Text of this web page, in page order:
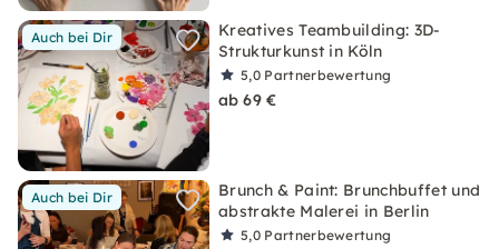
Auch bei Dir
Kreatives Teambuilding: 3D-
Strukturkunst in Köln
5,0 Partnerbewertung
ab 69 €
Auch bei Dir
Brunch & Paint: Brunchbuffet und
abstrakte Malerei in Berlin
5,0 Partnerbewertung